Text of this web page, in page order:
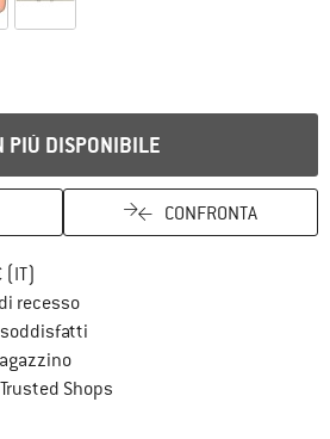
PIÙ DISPONIBILE
CONFRONTA
(IT)
recessoVai alla politica di recesso qui
Shops